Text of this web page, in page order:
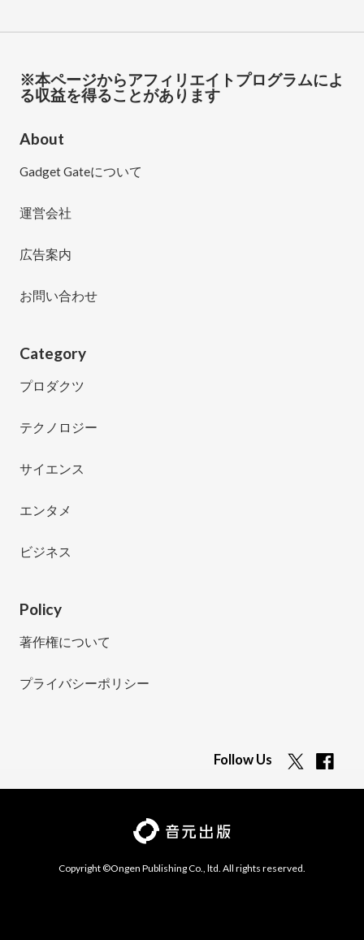
※本ページからアフィリエイトプログラムによ
る収益を得ることがあります
About
Gadget Gateについて
運営会社
広告案内
お問い合わせ
Category
プロダクツ
テクノロジー
サイエンス
エンタメ
ビジネス
Policy
著作権について
プライバシーポリシー
Follow Us
Copyright ©Ongen Publishing Co., ltd. All rights reserved.